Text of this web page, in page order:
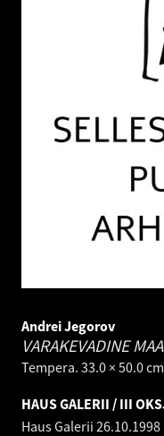
Andrei Jegorov
VARAKEVADINE
Tempera. 33.0 × 50.0 cm
HAUS GALERII / III
Haus Galerii 26.10.1998